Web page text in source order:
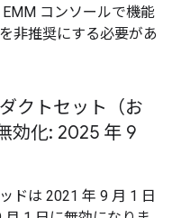
コンソールで機能
非推奨にする必要があ
クトセット（お
効化: 2025 年 9
ドは 2021 年 9 月 1 日